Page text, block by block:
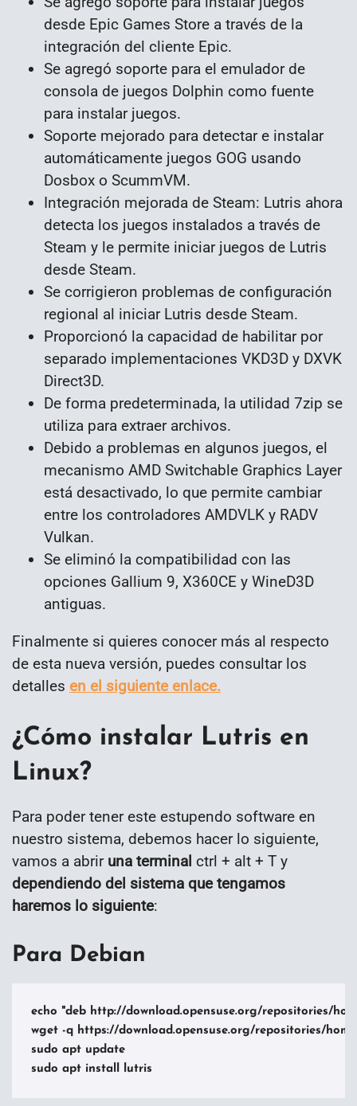
desde Epic Games Store a través de la
integración del cliente Epic.
Se agregó soporte para el emulador de
consola de juegos Dolphin como fuente
para instalar juegos.
Soporte mejorado para detectar e instalar
automáticamente juegos GOG usando
Dosbox o ScummVM.
Integración mejorada de Steam: Lutris ahora
detecta los juegos instalados a través de
Steam y le permite iniciar juegos de Lutris
desde Steam.
Se corrigieron problemas de configuración
regional al iniciar Lutris desde Steam.
Proporcionó la capacidad de habilitar por
separado implementaciones VKD3D y DXVK
Direct3D.
De forma predeterminada, la utilidad 7zip se
utiliza para extraer archivos.
Debido a problemas en algunos juegos, el
mecanismo AMD Switchable Graphics Layer
está desactivado, lo que permite cambiar
entre los controladores AMDVLK y RADV
Vulkan.
Se eliminó la compatibilidad con las
opciones Gallium 9, X360CE y WineD3D
antiguas.
Finalmente si quieres conocer más al respecto
de esta nueva versión, puedes consultar los
detalles en el siguiente enlace.
¿Cómo instalar Lutris en
Linux?
Para poder tener este estupendo software en
nuestro sistema, debemos hacer lo siguiente,
vamos a abriruna terminal ctrl + alt + T y
dependiendo del sistema que tengamos
haremos lo siguiente:
Para Debian
echo "deb http://download.opensuse.org/repositories/
wget -q https://download.opensuse.org/repositories/
sudo apt update
sudo apt install lutris